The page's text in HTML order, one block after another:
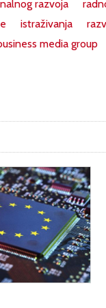
razvoja
istraživanja
media group